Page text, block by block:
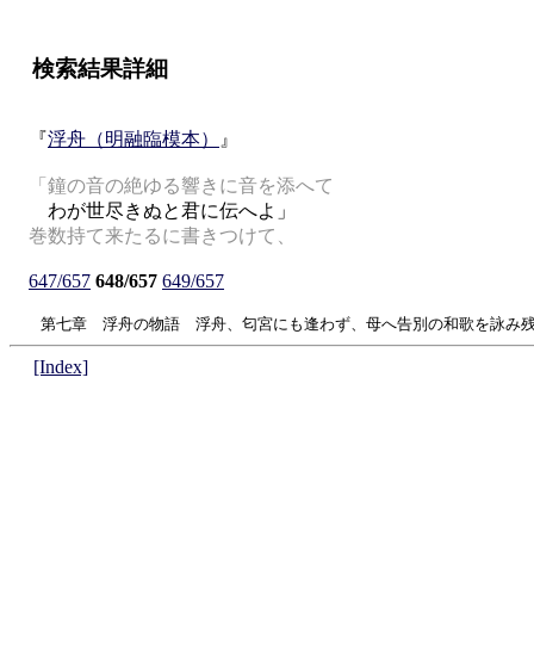
検索結果詳細
『浮舟（明融臨模本） 』
「鐘の音の絶ゆる響きに音を添へて
わが世尽きぬと君に伝へよ」
巻数持て来たるに書きつけて、
647/657 648/657 649/657
第七章 浮舟の物語 浮舟、匂宮にも逢わず、母へ告別の和歌を詠み
[Index]